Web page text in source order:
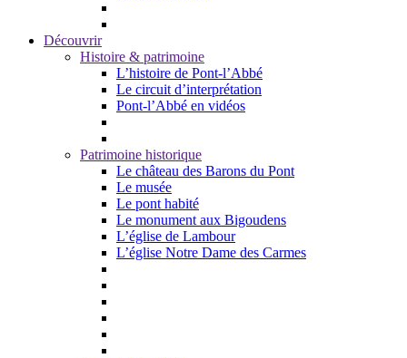
Découvrir
Histoire & patrimoine
L’histoire de Pont-l’Abbé
Le circuit d’interprétation
Pont-l’Abbé en vidéos
Patrimoine historique
Le château des Barons du Pont
Le musée
Le pont habité
Le monument aux Bigoudens
L’église de Lambour
L’église Notre Dame des Carmes